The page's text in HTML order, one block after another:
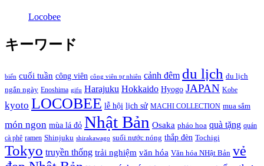
Locobee
キーワード
biển cuối tuần công viên công viên tự nhiên cảnh đêm du lịch du lịch
ngắn ngày Enoshima gifu Harajuku Hokkaido Hyogo JAPAN Kobe
kyoto LOCOBEE lễ hội lịch sử MACHI COLLECTION mua sắm
món ngon mùa lá đỏ Nhật Bản Osaka pháo hoa quà tặng quán
cà phê ramen Shinjuku shirakawago suối nước nóng thắp đèn Tochigi
Tokyo truyền thống trải nghiệm văn hóa Văn hóa NHật Bản vẻ